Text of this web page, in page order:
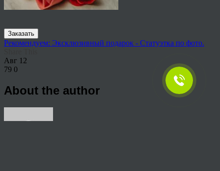
Заказать
Рекомендуем: Эксклюзивный подарок - Статуэтка по фото.
Авг 12
79 0
About the author